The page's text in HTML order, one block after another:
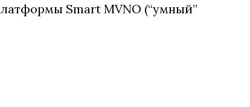
Smart MVNO (“умный”